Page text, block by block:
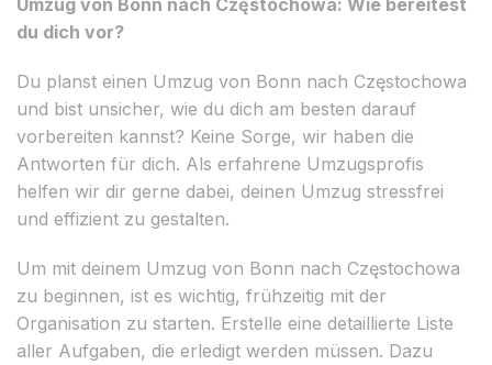
du dich vor?
Du planst einen Umzug von Bonn nach Częstochowa
und bist unsicher, wie du dich am besten darauf
vorbereiten kannst? Keine Sorge, wir haben die
Antworten für dich. Als erfahrene Umzugsprofis
helfen wir dir gerne dabei, deinen Umzug stressfrei
und effizient zu gestalten.
Um mit deinem Umzug von Bonn nach Częstochowa
zu beginnen, ist es wichtig, frühzeitig mit der
Organisation zu starten. Erstelle eine detaillierte Liste
aller Aufgaben, die erledigt werden müssen. Dazu